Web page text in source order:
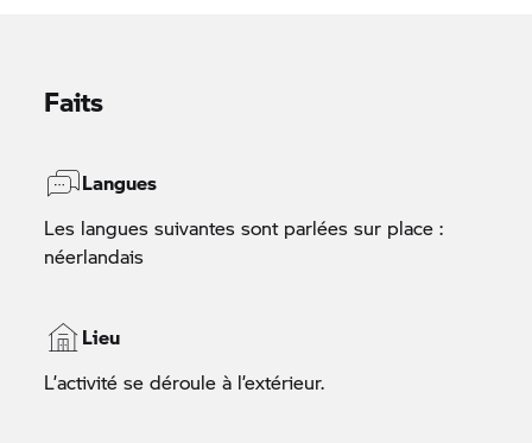
Faits
Langues
Les langues suivantes sont parlées sur place :
néerlandais
Lieu
L’activité se déroule à l’extérieur.